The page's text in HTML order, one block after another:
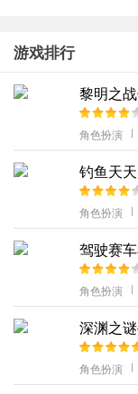
秒钟内杀死任何怪物和
支持多人在线pk千人
这里有很多丰富的
你自己的修仙历练。
全新创新的大型战场
战玲珑2之星瀚游戏
利用好每一件装备
剑仙情缘江湖修真玲
来更加热血刺激的仙
能让你去找到更多的
品阶不低的武器装备
让你无视任何困境;
超多的上古神兽还
拥有各种不一样的职
游戏排行
黎明之
角色扮演
钓鱼天
角色扮演
驾驶赛
角色扮演
深渊之
角色扮演